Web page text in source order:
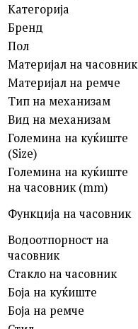
Категорија
Бренд
Пол
Материјал на часовник
Материјал на ремче
Тип на механизам
Вид на механизам
Големина на куќиште
(Size)
Големина на куќиште
на часовник (mm)
Функција на часовник
Водоотпорност на
часовник
Стакло на часовник
Боја на куќиште
Боја на ремче